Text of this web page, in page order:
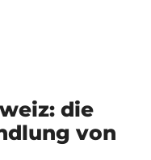
die
von